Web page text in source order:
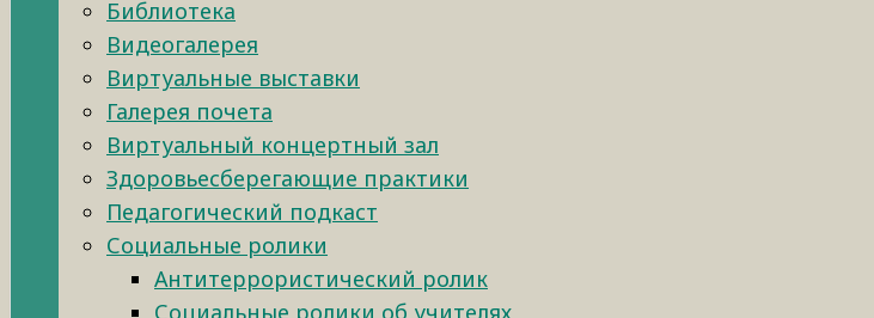
Библиотека
Видеогалерея
Виртуальные выставки
Галерея почета
Виртуальный концертный зал
Здоровьесберегающие практики
Педагогический подкаст
Социальные ролики
Антитеррористический ролик
Социальные ролики об учителях